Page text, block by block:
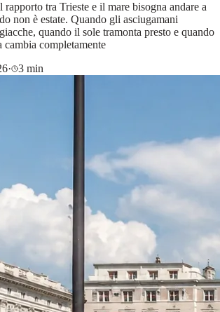
rapporto tra Trieste e il mare bisogna andare a
non è estate. Quando gli asciugamani
quando il sole tramonta presto e quando
completamente
· 3 min